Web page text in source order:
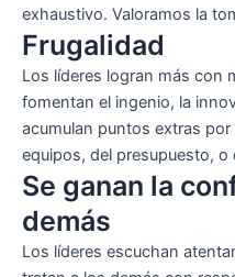
exhaustivo. Valoramos la
Frugalidad
Los líderes logran más con
fomentan el ingenio, la
acumulan puntos extras
equipos, del presupuesto, o
Se ganan la
demás
Los líderes escuchan